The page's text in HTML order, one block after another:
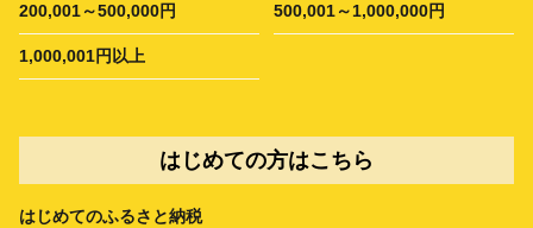
200,001～500,000円 500,001～1,000,000円
1,000,001円以上
はじめての方はこちら
はじめてのふるさと納税